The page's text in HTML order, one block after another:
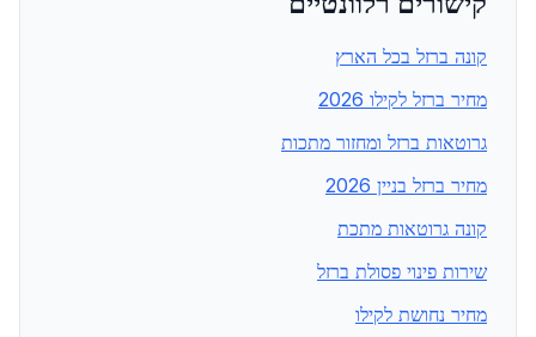
קונה ברזל בכל הארץ
מחיר ברזל לקילו 2026
גרוטאות ברזל ומחזור מתכות
מחיר ברזל בניין 2026
קונה גרוטאות מתכת
שירות פינוי פסולת ברזל
מחיר נחושת לקילו